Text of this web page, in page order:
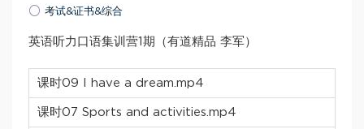
考试&证书&综合
英语听力口语集训营1期（有道精品 李军）
课时09 I have a dream.mp4
课时07 Sports and activities.mp4